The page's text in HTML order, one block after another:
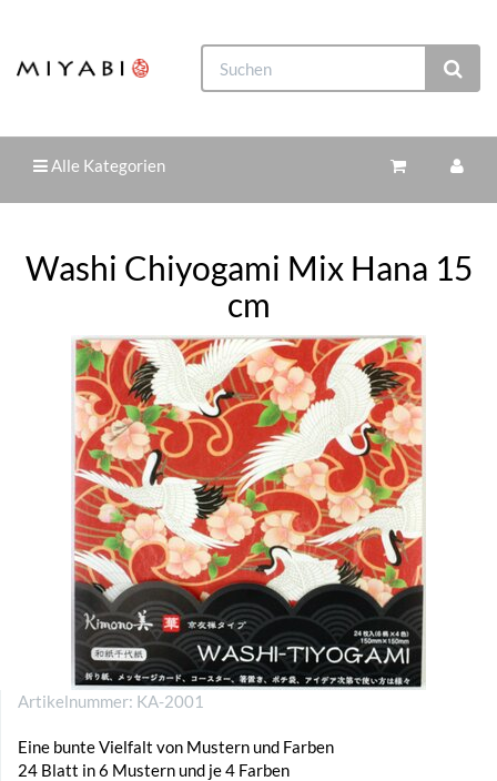
Alle Kategorien
Washi Chiyogami Mix Hana 15
cm
Artikelnummer: KA-2001
Eine bunte Vielfalt von Mustern und Farben
24 Blatt in 6 Mustern und je 4 Farben